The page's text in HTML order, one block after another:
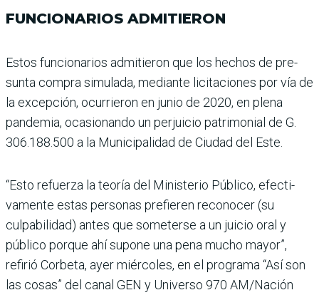
FUNCIONARIOS ADMITIERON
Estos funcionarios admitie­ron que los hechos de pre­
sunta compra simulada, mediante licitaciones por vía de
la excepción, ocu­rrieron en junio de 2020, en plena
pandemia, ocasio­nando un perjuicio patri­monial de G.
306.188.500 a la Municipalidad de Ciudad del Este.
“Esto refuerza la teoría del Ministerio Público, efecti­
vamente estas personas pre­fieren reconocer (su
culpabi­lidad) antes que someterse a un juicio oral y
público por­que ahí supone una pena mucho mayor”,
refirió Cor­beta, ayer miércoles, en el programa “Así son
las cosas” del canal GEN y Universo 970 AM/Nación